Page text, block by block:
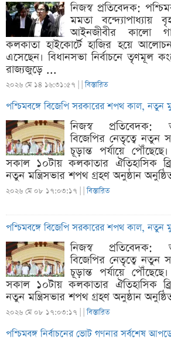
নিজস্ব প্রতিবেদক:
মমতা বন্দ্যোপাধ্যায়
আইনজীবীর কালো
কলকাতা হাইকোর্টে হাজির হয়ে
এসেছেন। বিধানসভা নির্বাচনে তৃণমূল
রাজ্যজুড়ে ...
২০২৬ মে ১৪ ১৬:৩১:৫৭ | |বিস্তারিত
পশ্চিমবঙ্গে বিজেপি সরকারের শপথ কাল, নতুন
নিজস্ব প্রতিবেদক:
বিজেপির নেতৃত্বে নতুন
চূড়ান্ত পর্যায়ে
সকাল ১০টায় কলকাতার ঐতিহাসিক
নতুন মন্ত্রিসভার শপথ গ্রহণ অনুষ্ঠান
২০২৬ মে ০৮ ১৭:০৩:১৭ | |বিস্তারিত
পশ্চিমবঙ্গে বিজেপি সরকারের শপথ কাল, নতুন
নিজস্ব প্রতিবেদক:
বিজেপির নেতৃত্বে নতুন
চূড়ান্ত পর্যায়ে
সকাল ১০টায় কলকাতার ঐতিহাসিক
নতুন মন্ত্রিসভার শপথ গ্রহণ অনুষ্ঠান
২০২৬ মে ০৮ ১৭:০৩:১৭ | |বিস্তারিত
পশ্চিমবঙ্গ নির্বাচনের ভোট গণনার সর্বশেষ